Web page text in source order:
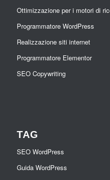
Ottimizzazione per i motori di
Programmatore WordPress
Realizzazione siti internet
Programmatore Elementor
SEO Copywriting
TAG
SEO WordPress
Guida WordPress